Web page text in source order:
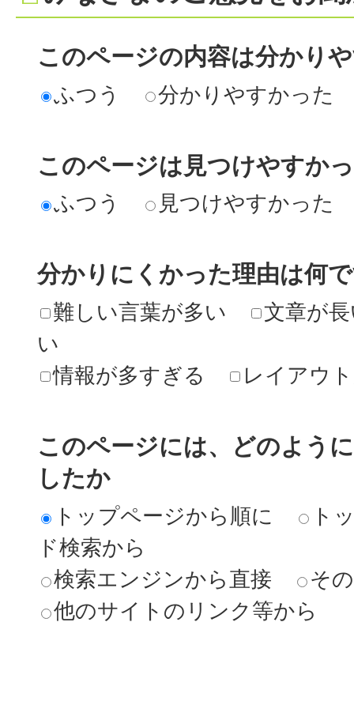
このページの内容は分かり
ふつう 分かりやすかった
このページは見つけやすか
ふつう 見つけやすかった
分かりにくかった理由は何
難しい言葉が多い
文章が
い
情報が多すぎる
レイアウ
このページには、どのよう
したか
トップページから順に
ト
ド検索から
検索エンジンから直接
そ
他のサイトのリンク等から